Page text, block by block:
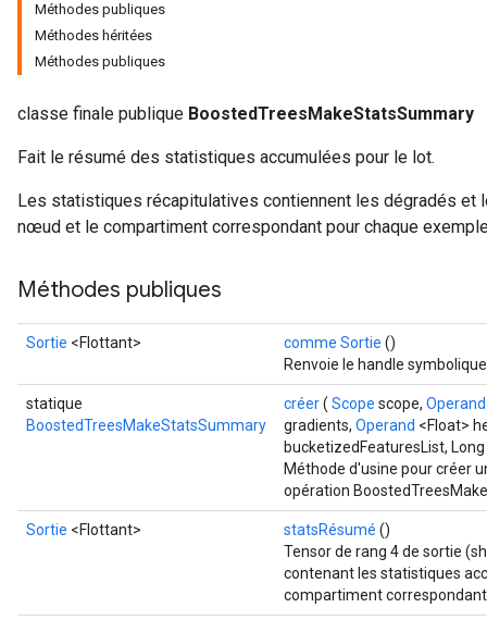
Méthodes publiques
Méthodes héritées
Méthodes publiques
classe finale publique BoostedTreesMakeStatsSummary
Fait le résumé des statistiques accumulées pour le lot.
Les statistiques récapitulatives contiennent les dégradés et
nœud et le compartiment correspondant pour chaque
Méthodes publiques
Sortie <Flottant> comme Sortie ()
Renvoie le handle
statique
BoostedTreesMakeStatsSummary
créer( Scope scope, Operand
gradients, Operand <Float>
bucketizedFeaturesList,
Méthode d'usine pour créer
opération
Sortie <Flottant> statsRésumé ()
Tensor de rang 4 de sortie
contenant les statistiques
compartiment